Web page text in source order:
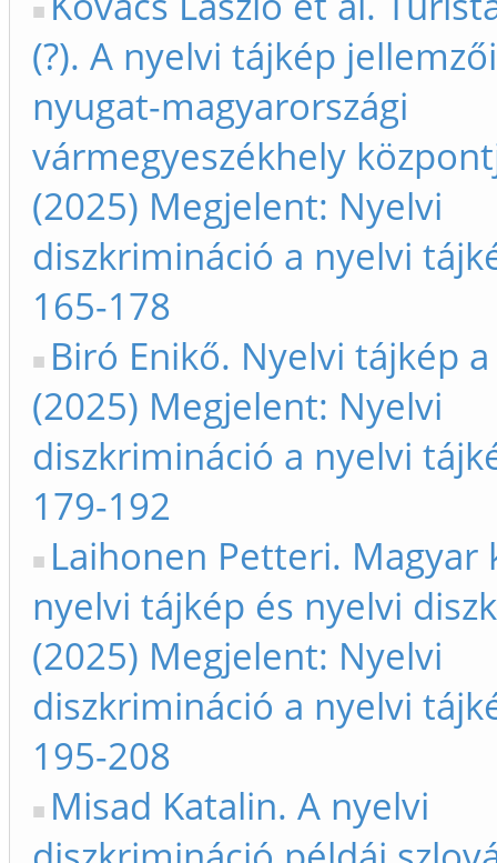
(?). A nyelvi tájkép
nyugat-magyarországi
vármegyeszékhely
(2025) Megjelent: Nyelvi
diszkrimináció a nyelvi
165-178
Biró Enikő. Nyelvi tájkép
(2025) Megjelent: Nyelvi
diszkrimináció a nyelvi
179-192
Laihonen Petteri. Magyar
nyelvi tájkép és nyelvi
(2025) Megjelent: Nyelvi
diszkrimináció a nyelvi
195-208
Misad Katalin. A nyelvi